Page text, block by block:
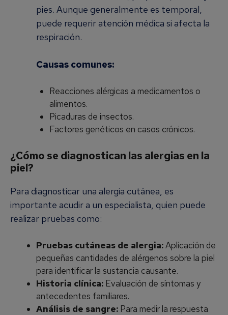
pies. Aunque generalmente es temporal,
puede requerir atención médica si afecta la
respiración.
Causas comunes:
Reacciones alérgicas a medicamentos o
alimentos.
Picaduras de insectos.
Factores genéticos en casos crónicos.
¿Cómo se diagnostican las alergias en la
piel?
Para diagnosticar una alergia cutánea, es
importante acudir a un especialista, quien puede
realizar pruebas como:
Pruebas cutáneas de alergia:Aplicación de
pequeñas cantidades de alérgenos sobre la piel
para identificar la sustancia causante.
Historia clínica: Evaluación de síntomas y
antecedentes familiares.
Análisis de sangre: Para medir la respuesta